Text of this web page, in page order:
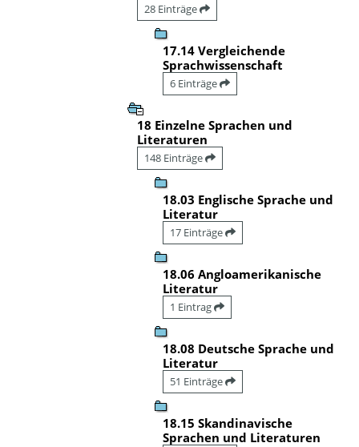
28 Einträge
17.14 Vergleichende
Sprachwissenschaft
6 Einträge
18 Einzelne Sprachen und
Literaturen
148 Einträge
18.03 Englische Sprache und
Literatur
17 Einträge
18.06 Angloamerikanische
Literatur
1 Eintrag
18.08 Deutsche Sprache und
Literatur
51 Einträge
18.15 Skandinavische
Sprachen und Literaturen